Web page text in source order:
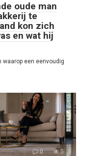
oude man
te
kon zich
en wat hij
waarop een eenvoudig
0 5